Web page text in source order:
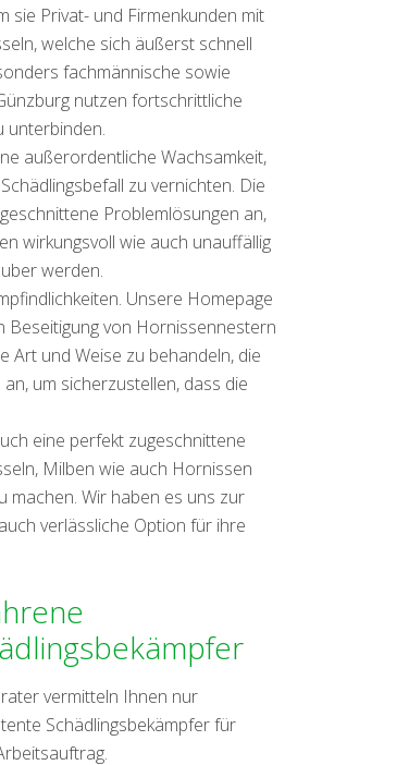
sie Privat- und Firmenkunden mit
welche sich äußerst schnell
fachmännische sowie
nutzen fortschrittliche
unterbinden.
außerordentliche Wachsamkeit,
zu vernichten. Die
Problemlösungen an,
wirkungsvoll wie auch unauffällig
werden.
Unsere Homepage
Beseitigung von Hornissennestern
Art und Weise zu behandeln, die
um sicherzustellen, dass die
eine perfekt zugeschnittene
Milben wie auch Hornissen
Wir haben es uns zur
verlässliche Option für ihre
vermitteln Ihnen nur
Schädlingsbekämpfer für